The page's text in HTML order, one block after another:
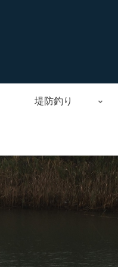
堤防釣り